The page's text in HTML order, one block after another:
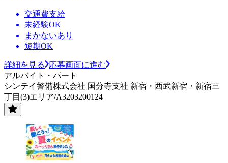
交通費支給
未経験OK
まかないあり
短期OK
詳細を見る
応募画面に進む
アルバイト・パート
シンテイ警備株式会社 国分寺支社 新宿・西武新宿・新宿三
丁目(3)エリア/A3203200124